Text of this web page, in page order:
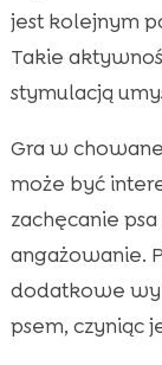
jest kolejnym
Takie
stymulacją
Gra w
może być
zachęcanie
angażowanie.
dodatkowe
psem, czyniąc